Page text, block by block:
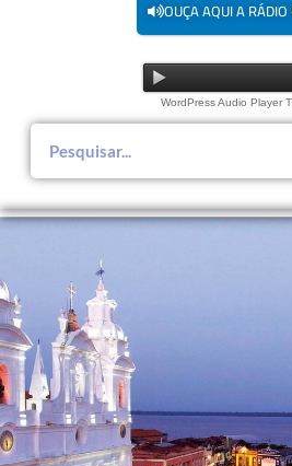
OUÇA AQUI A
WordPress Audio Player